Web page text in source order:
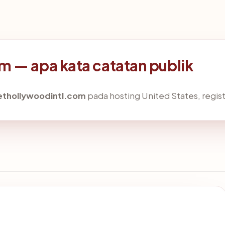
— apa kata catatan publik
pada hosting United States,